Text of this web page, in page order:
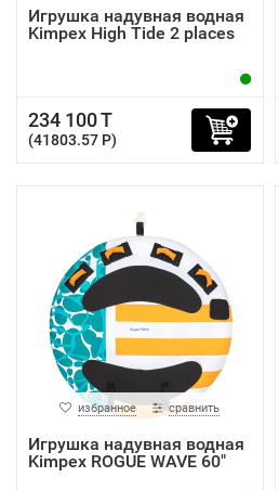
Игрушка надувная водная
Kimpex High Tide 2 places
234 100 T
(41803.57 P)
избранное сравнить
Игрушка надувная водная
Kimpex ROGUE WAVE 60"